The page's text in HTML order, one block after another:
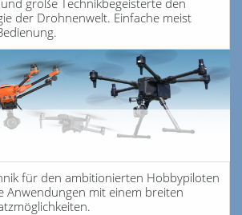
der Drohnenwelt. Einfache meist
für den ambitionierten Hobbypiloten
Anwendungen mit einem breiten